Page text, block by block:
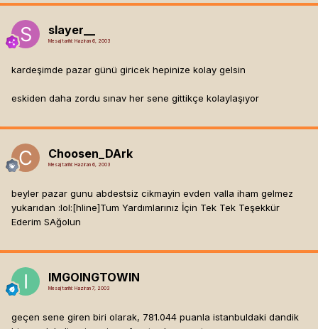
slayer__
Mesaj tarihi: Haziran 6, 2003
kardeşimde pazar günü giricek hepinize kolay gelsin
eskiden daha zordu sınav her sene gittikçe kolaylaşıyor
Choosen_DArk
Mesaj tarihi: Haziran 6, 2003
beyler pazar gunu abdestsiz cikmayin evden valla iham gelmez
yukarıdan :lol:[hline]Tum Yardımlarınız İçin Tek Tek Teşekkür
Ederim SAğolun
IMGOINGTOWIN
Mesaj tarihi: Haziran 7, 2003
geçen sene giren biri olarak, 781.044 puanla istanbuldaki dandik